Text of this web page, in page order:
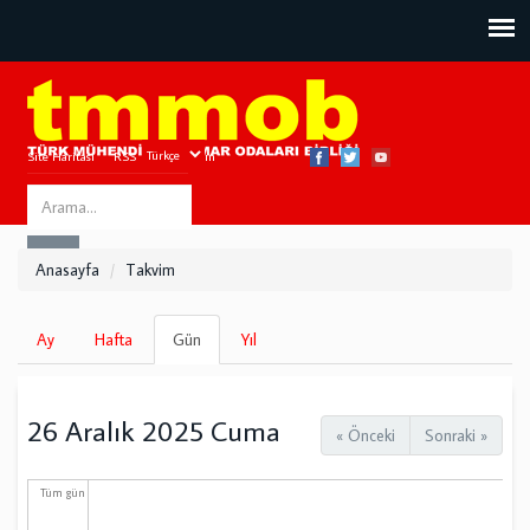
Site Haritası RSS Bize Ulaşın
Search
this
Anasayfa Takvim
Birincil
sekmeler
Ay Hafta Gün
sekme)
Yıl
« Önceki Sonraki »
26 Aralık 2025 Cuma
Tüm gün